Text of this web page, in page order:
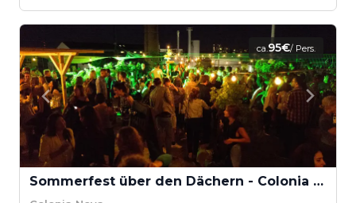
ca.95€/ Pers.
Sommerfest über den Dächern - Colonia Nova